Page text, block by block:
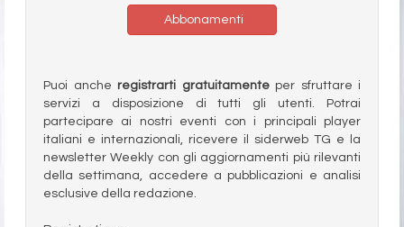
Abbonamenti
Puoi anche registrarti gratuitamenteper sfruttare i
servizi a disposizione di tutti gli utenti. Potrai
partecipare ai nostri eventi con i principali player
italiani e internazionali, ricevere il siderweb TG e la
newsletter Weekly con gli aggiornamenti più rilevanti
della settimana, accedere a pubblicazioni e analisi
esclusive della redazione.